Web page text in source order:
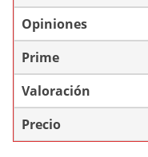
Opiniones
Prime
Valoración
Precio